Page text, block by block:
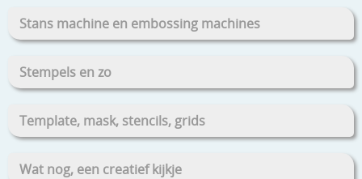
Stans machine en embossing machines
Stempels en zo
Template, mask, stencils, grids
Wat nog, een creatief kijkje